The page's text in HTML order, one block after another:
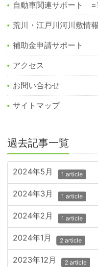
自動車関連サポート =
荒川・江戸川河川敷情報
補助金申請サポート
アクセス
お問い合わせ
サイトマップ
過去記事一覧
2024年5月 1 article
2024年3月 1 article
2024年2月 1 article
2024年1月 2 article
2023年12月 2 article